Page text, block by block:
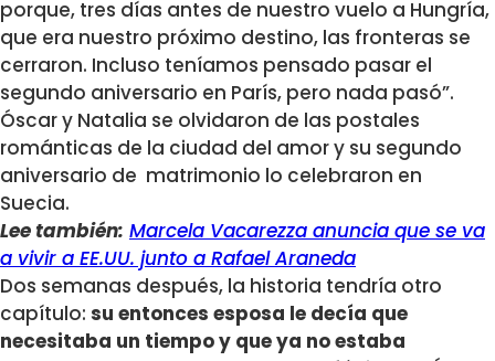
porque, tres días antes de nuestro vuelo a Hungría,
que era nuestro próximo destino, las fronteras se
cerraron. Incluso teníamos pensado pasar el
segundo aniversario en París, pero nada pasó”.
Óscar y Natalia se olvidaron de las postales
románticas de la ciudad del amor y su segundo
aniversario de matrimonio lo celebraron en
Suecia.
Lee también: Marcela Vacarezza anuncia que se va
a vivir a EE.UU. junto a Rafael Araneda
Dos semanas después, la historia tendría otro
capítulo: su entonces esposa le decía que
necesitaba un tiempo y que ya no estaba